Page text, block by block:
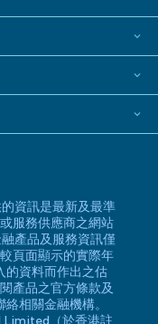
資訊是最新及最準
服務供應商之網站
產品及服務資訊僅
頁面顯示的實際年
的資料而作出之估
產品之官方條款及
相關金融機構。
（於香港註